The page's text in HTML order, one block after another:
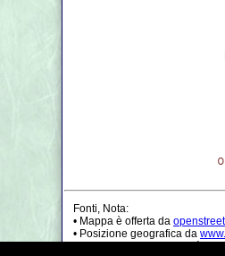
Fonti, Nota:
• Mappa è offerta da
• Posizione geografica da